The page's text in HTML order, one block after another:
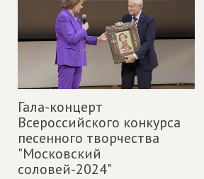
Гала-концерт
Всероссийского конкурса
песенного творчества
"Московский
соловей-2024"